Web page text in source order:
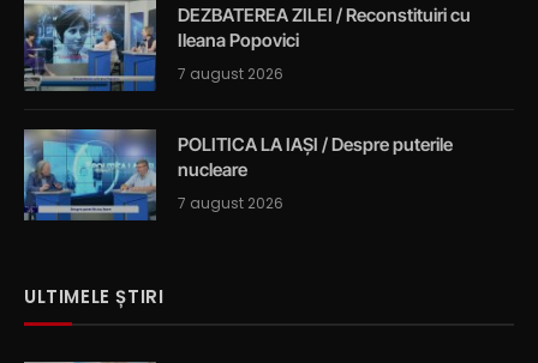
DEZBATEREA ZILEI / Reconstituiri cu
Ileana Popovici
7 august 2026
POLITICA LA IAȘI / Despre puterile
nucleare
7 august 2026
ULTIMELE ȘTIRI